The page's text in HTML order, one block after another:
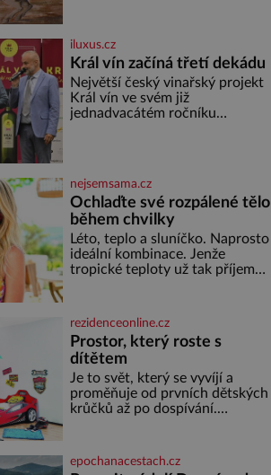
dobyvatelské hordy zastavit. Co
nedokáže žádná z asijských říší,
co nedokážou Němci – to
dokáže český král. Nebo že by
ne? Mongolové od roku 1223
postupují podél Kaspického a
iluxus.cz
Král vín začíná třetí dekádu
Největší český vinařský projekt
Král vín ve svém již
jednadvacátém ročníku
nejsemsama.cz
Ochlaďte své rozpálené tělo
během chvilky
Léto, teplo a sluníčko. Naprosto
ideální kombinace. Jenže
tropické teploty už tak příjemné
dyž se nám tropy zaryjí pod
kůži, hledáme úlevu v bazénu
nebo pomocí klimatizace. Jenže
ne vždycky můžeme být v jejich
blízkosti. Nemusíte však zoufat.
Pokud budete mít promyšlený
jídelníček, žadné pařáky si na
rezidenceonline.cz
Prostor, který roste s
dítětem
Je to svět, který se vyvíjí a
proměňuje od prvních dětských
krůčků až po dospívání.
soustředění i odpočinek a
reaguje na každou etapu života
epochanacestach.cz